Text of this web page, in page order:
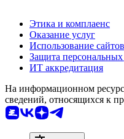
Этика и комплаенс
Оказание услуг
Использование сайтов
Защита
ИТ аккредитация
На информационном
сведений, относящихся к